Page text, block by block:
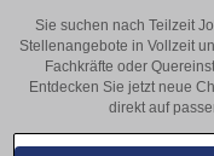
Sie suchen nach Teilzeit
Stellenangebote in Vollzeit
Fachkräfte oder
Entdecken Sie jetzt neue
direkt auf